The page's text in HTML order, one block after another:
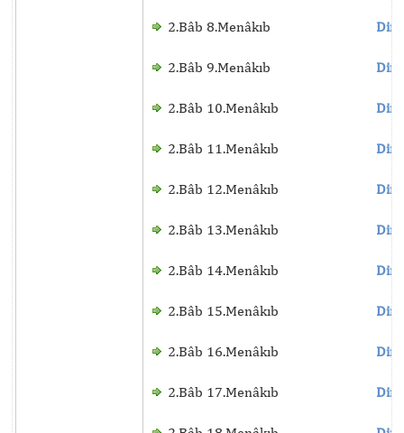
2.Bâb 8.Menâkıb
2.Bâb 9.Menâkıb
2.Bâb 10.Menâkıb
2.Bâb 11.Menâkıb
2.Bâb 12.Menâkıb
2.Bâb 13.Menâkıb
2.Bâb 14.Menâkıb
2.Bâb 15.Menâkıb
2.Bâb 16.Menâkıb
2.Bâb 17.Menâkıb